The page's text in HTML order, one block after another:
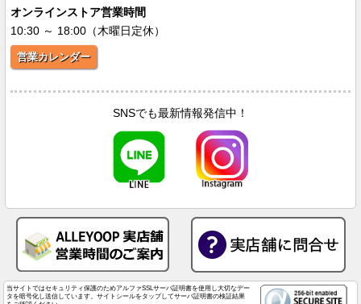
オンラインストア営業時間
10:30 ～ 18:00（木曜日定休）
営業カレンダー
SNSでも最新情報発信中！
当サイトではセキュリティ保護のためアルファSSLサーバ証明書を使用し大切なデー
タを暗号化し送信しています。サイトシールをタップしてサーバ証明書の検証結果